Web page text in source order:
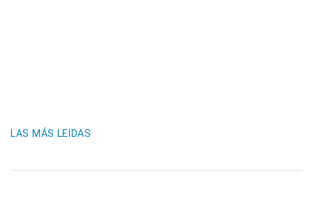
LAS MÁS LEIDAS